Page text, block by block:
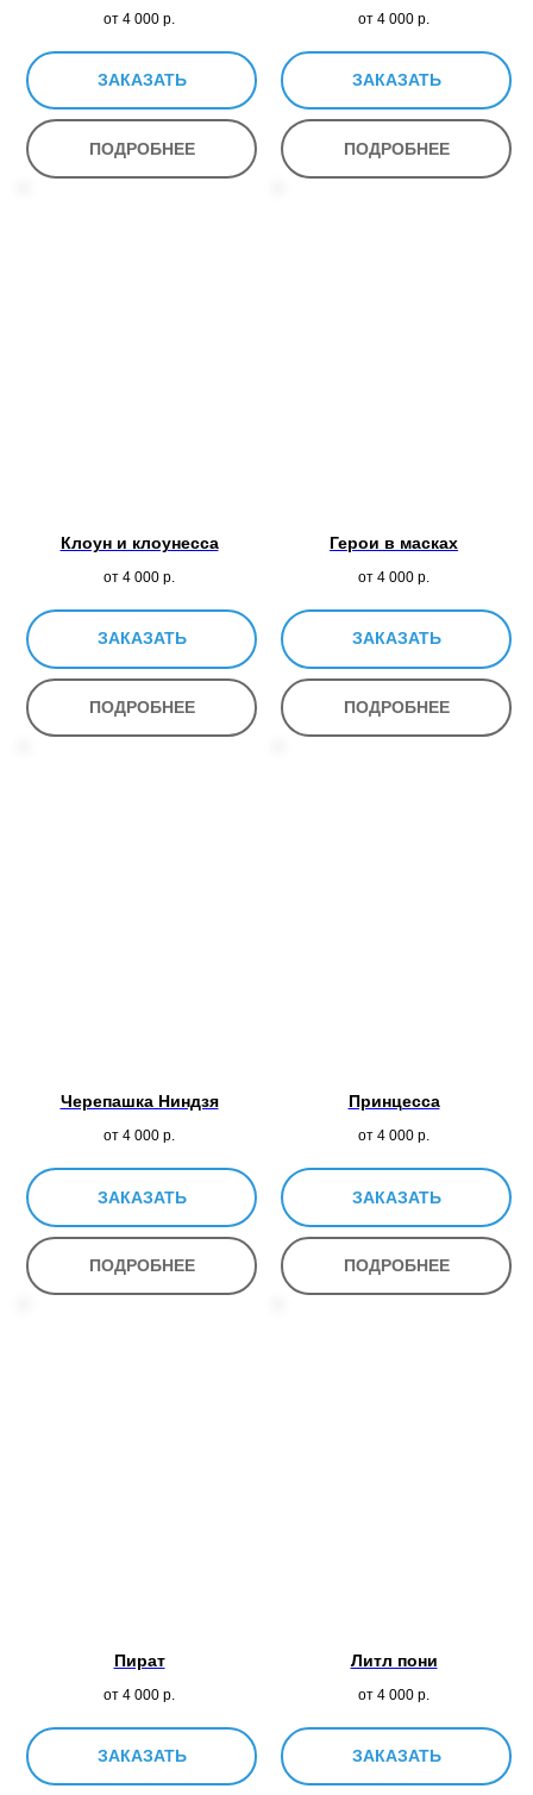
от 4 000 р.
ЗАКАЗАТЬ
ПОДРОБНЕЕ
от 4 000 р.
ЗАКАЗАТЬ
ПОДРОБНЕЕ
Клоун и клоунесса
от 4 000 р.
ЗАКАЗАТЬ
ПОДРОБНЕЕ
Герои в масках
от 4 000 р.
ЗАКАЗАТЬ
ПОДРОБНЕЕ
Черепашка Ниндзя
от 4 000 р.
ЗАКАЗАТЬ
ПОДРОБНЕЕ
Принцесса
от 4 000 р.
ЗАКАЗАТЬ
ПОДРОБНЕЕ
Пират
от 4 000 р.
ЗАКАЗАТЬ
Литл пони
от 4 000 р.
ЗАКАЗАТЬ